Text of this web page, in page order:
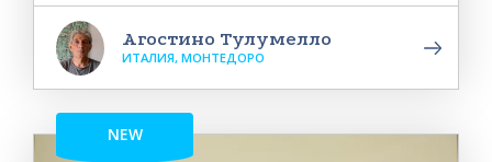
Агостино Тулумелло
ИТАЛИЯ, МОНТЕДОРО
NEW